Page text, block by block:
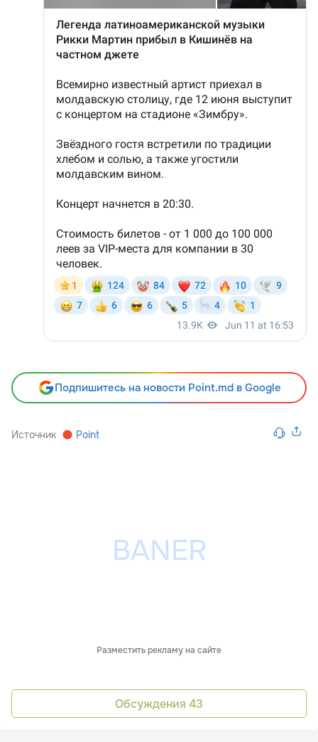
Подпишитесь на новости Point.md в Google
Источник Point
Разместить рекламу на сайте
Обсуждения 43